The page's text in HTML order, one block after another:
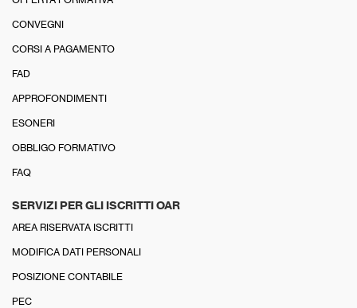
CONVEGNI
CORSI A PAGAMENTO
FAD
APPROFONDIMENTI
ESONERI
OBBLIGO FORMATIVO
FAQ
SERVIZI PER GLI ISCRITTI OAR
AREA RISERVATA ISCRITTI
MODIFICA DATI PERSONALI
POSIZIONE CONTABILE
PEC